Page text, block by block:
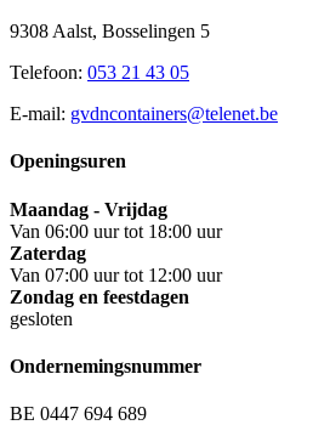
9308 Aalst, Bosselingen 5
Telefoon: 053 21 43 05
E-mail: gvdncontainers@telenet.be
Openingsuren
Maandag - Vrijdag
Van 06:00 uur tot 18:00 uur
Zaterdag
Van 07:00 uur tot 12:00 uur
Zondag en feestdagen
gesloten
Ondernemingsnummer
BE 0447 694 689